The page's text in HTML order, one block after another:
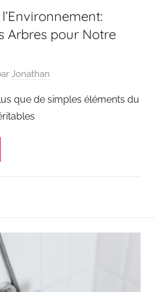
Arbres pour Notre
Jonathan
que de simples éléments du